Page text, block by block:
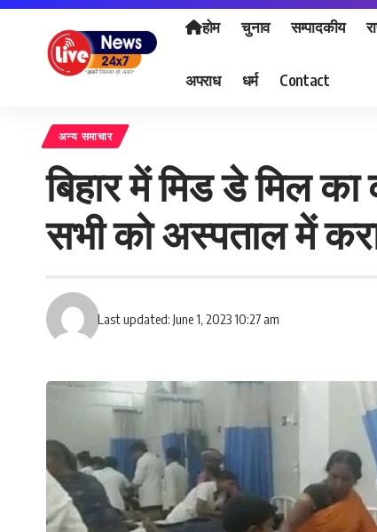
होम चुनाव सम्पादकीय
अपराध धर्म Contact
अन्य समाचार
बिहार में मिड डे मिल
सभी को अस्पताल में
Last updated: June 1, 2023 10:27 am